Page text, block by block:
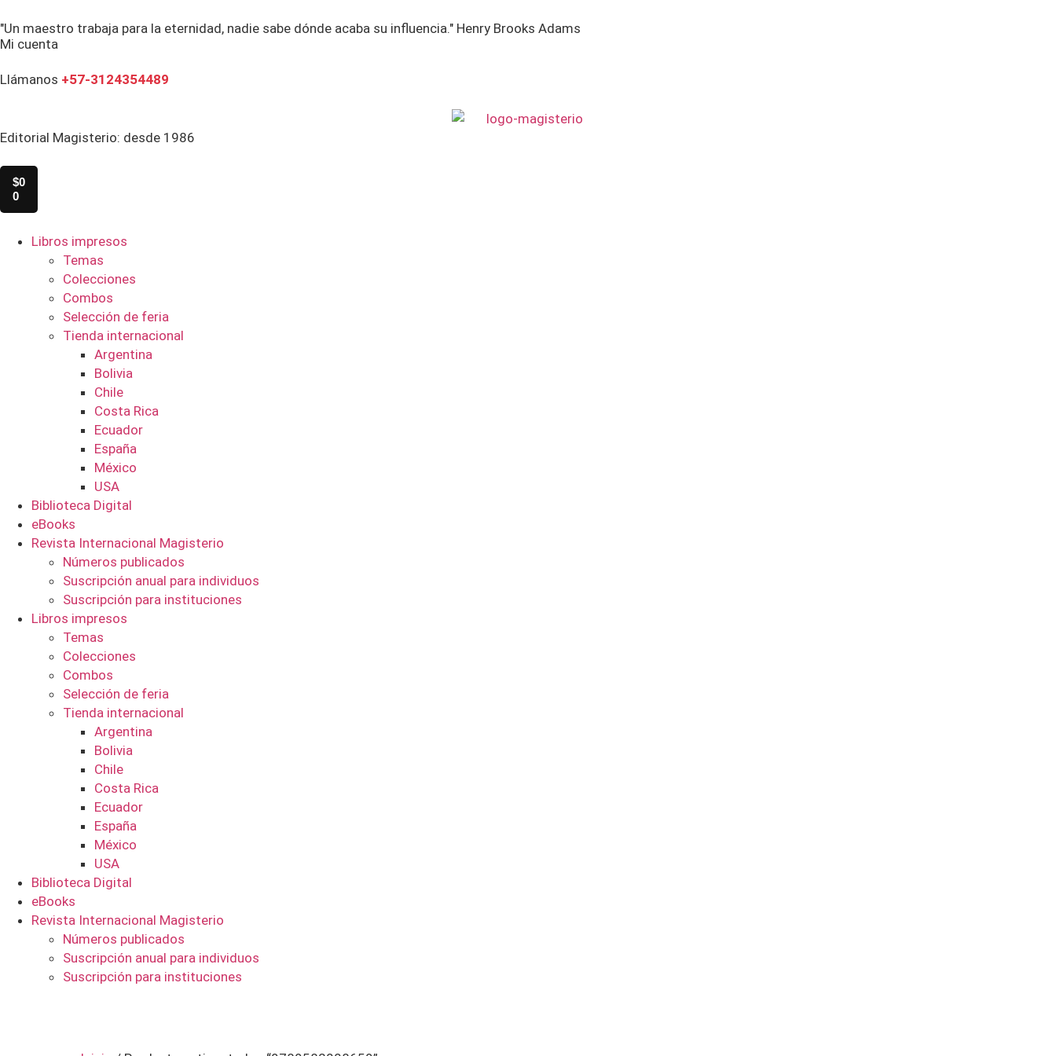
"Un maestro trabaja para la eternidad, nadie sabe dónde acaba su influencia." Henry Brooks Adams
Mi cuenta
Llámanos +57-3124354489
Editorial Magisterio: desde 1986
$0
0
Libros impresos
Temas
Colecciones
Combos
Selección de feria
Tienda internacional
Argentina
Bolivia
Chile
Costa Rica
Ecuador
España
México
USA
Biblioteca Digital
eBooks
Revista Internacional Magisterio
Números publicados
Suscripción anual para individuos
Suscripción para instituciones
Libros impresos
Temas
Colecciones
Combos
Selección de feria
Tienda internacional
Argentina
Bolivia
Chile
Costa Rica
Ecuador
España
México
USA
Biblioteca Digital
eBooks
Revista Internacional Magisterio
Números publicados
Suscripción anual para individuos
Suscripción para instituciones